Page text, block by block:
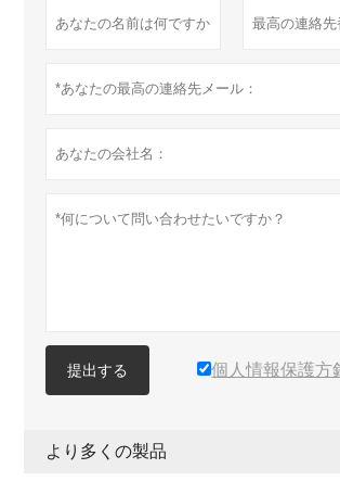
提出する 個人情報保護方
より多くの製品